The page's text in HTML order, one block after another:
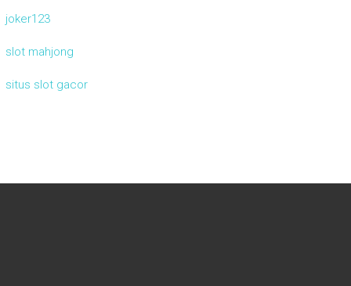
joker123
slot mahjong
situs slot gacor